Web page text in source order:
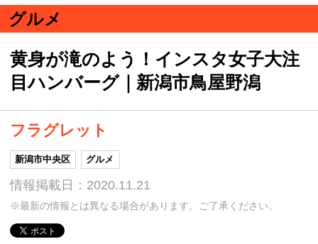
グルメ
黄身が滝のよう！インスタ女子大注
目ハンバーグ｜新潟市鳥屋野潟
フラグレット
新潟市中央区 グルメ
情報掲載日：2020.11.21
※最新の情報とは異なる場合があります。ご了承ください。